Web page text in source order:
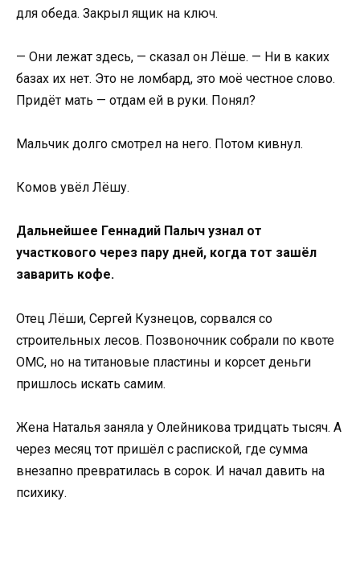
для обеда. Закрыл ящик на ключ.
— Они лежат здесь, — сказал он Лёше. — Ни в каких
базах их нет. Это не ломбард, это моё честное слово.
Придёт мать — отдам ей в руки. Понял?
Мальчик долго смотрел на него. Потом кивнул.
Комов увёл Лёшу.
Дальнейшее Геннадий Палыч узнал от
участкового через пару дней, когда тот зашёл
заварить кофе.
Отец Лёши, Сергей Кузнецов, сорвался со
строительных лесов. Позвоночник собрали по квоте
ОМС, но на титановые пластины и корсет деньги
пришлось искать самим.
Жена Наталья заняла у Олейникова тридцать тысяч. А
через месяц тот пришёл с распиской, где сумма
внезапно превратилась в сорок. И начал давить на
психику.